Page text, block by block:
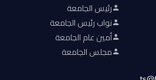
رئيس الجامعة
نواب رئيس الجامعة
أمين عام الجامعة
مجلس الجامعة